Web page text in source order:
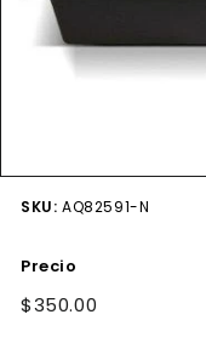
SKU: AQ82591-N
Precio
Precio
$350.00